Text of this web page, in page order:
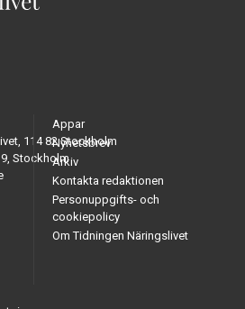
114 82 Stockholm
Stockholm
Appar
Nyhetsbrev
Arkiv
Kontakta redaktionen
Personuppgifts- och
cookiepolicy
Om Tidningen Näringslivet